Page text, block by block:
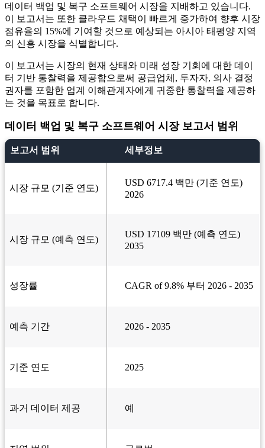
데이터 백업 및 복구 소프트웨어 시장을 지배하고 있습니다.
이 보고서는 또한 클라우드 채택이 빠르게 증가하여 향후 시장
점유율의 15%에 기여할 것으로 예상되는 아시아 태평양 지역
의 신흥 시장을 식별합니다.
이 보고서는 시장의 현재 상태와 미래 성장 기회에 대한 데이
터 기반 통찰력을 제공함으로써 공급업체, 투자자, 의사 결정
권자를 포함한 업계 이해관계자에게 귀중한 통찰력을 제공하
는 것을 목표로 합니다.
데이터 백업 및 복구 소프트웨어 시장 보고서 범위
보고서 범위 세부정보
시장 규모 (기준 연도)
USD 6717.4 백만 (기준 연도)
2026
시장 규모 (예측 연도)
USD 17109 백만 (예측 연도)
2035
성장률 CAGR of 9.8% 부터 2026 - 2035
예측 기간 2026 - 2035
기준 연도 2025
과거 데이터 제공 예